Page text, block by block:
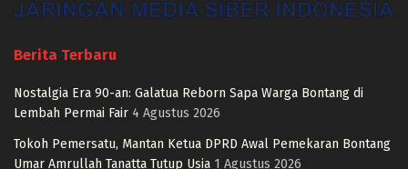
Berita Terbaru
Nostalgia Era 90-an: Galatua Reborn Sapa Warga Bontang di
Lembah Permai Fair 4 Agustus 2026
Tokoh Pemersatu, Mantan Ketua DPRD Awal Pemekaran Bontang
Umar Amrullah Tanatta Tutup Usia 1 Agustus 2026